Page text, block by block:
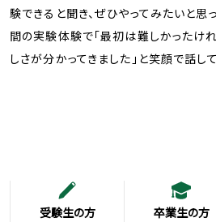
験できると聞き、ぜひやってみたいと思
間の実験体験で「最初は難しかったけ
しさが分かってきました」と笑顔で話し
受験生の方 卒業生の方